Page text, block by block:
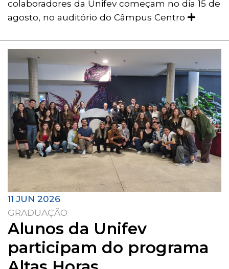
colaboradores da Unifev começam no dia 15 de
agosto, no auditório do Câmpus Centro
11 JUN 2026
GRADUAÇÃO
Alunos da Unifev
participam do programa